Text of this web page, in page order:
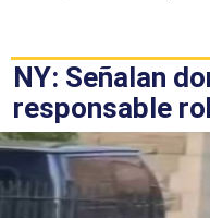
NY: Señalan
responsable